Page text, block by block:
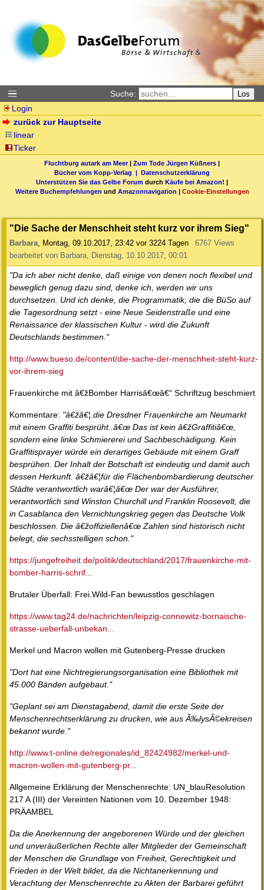
Suche: Los
Login
zurück zur Hauptseite
linear
Ticker
Fluchtburg autark am Meer| Zum Tode Jürgen Küßners |
Bücher vom Kopp-Verlag | Datenschutzerklärung
Unterstützen Sie das Gelbe Forum durch Käufe bei Amazon! |
Weitere Buchempfehlungen und Amazonnavigation | Cookie-Einstellungen
"Die Sache der Menschheit steht kurz vor ihrem Sieg"
Barbara, Montag, 09.10.2017, 23:42 vor 3224 Tagen
6767 Views
bearbeitet von Barbara, Dienstag, 10.10.2017, 00:01
"Da ich aber nicht denke, daß einige von denen noch flexibel und
beweglich genug dazu sind, denke ich, werden wir uns
durchsetzen. Und ich denke, die Programmatik, die die BüSo auf
die Tagesordnung setzt - eine Neue Seidenstraße und eine
Renaissance der klassischen Kultur - wird die Zukunft
Deutschlands bestimmen."
http://www.bueso.de/content/die-sache-der-menschheit-steht-kurz-
vor-ihrem-sieg
Frauenkirche mit â€žBomber Harrisâ€œâ€“ Schriftzug beschmiert
Kommentare: "â€žâ€¦.die Dresdner Frauenkirche am Neumarkt
mit einem Graffiti besprüht..â€œ Das ist kein â€žGraffitiâ€œ,
sondern eine linke Schmiererei und Sachbeschädigung. Kein
Graffitisprayer würde ein derartiges Gebäude mit einem Graff
besprühen. Der Inhalt der Botschaft ist eindeutig und damit auch
dessen Herkunft. â€žâ€¦für die Flächenbombardierung deutscher
Städte verantwortlich warâ€¦â€œ Der war der Ausführer,
verantwortlich sind Winston Churchill und Franklin Roosevelt, die
in Casablanca den Vernichtungskrieg gegen das Deutsche Volk
beschlossen. Die â€žoffiziellenâ€œ Zahlen sind historisch nicht
belegt, die sechsstelligen schon."
https://jungefreiheit.de/politik/deutschland/2017/frauenkirche-mit-
bomber-harris-schrif...
Brutaler Überfall: Frei.Wild-Fan bewusstlos geschlagen
https://www.tag24.de/nachrichten/leipzig-connewitz-bornaische-
strasse-ueberfall-unbekan...
Merkel und Macron wollen mit Gutenberg-Presse drucken
"Dort hat eine Nichtregierungsorganisation eine Bibliothek mit
45.000 Bänden aufgebaut."
"Geplant sei am Dienstagabend, damit die erste Seite der
Menschenrechtserklärung zu drucken, wie aus Ã‰lysÃ©ekreisen
bekannt wurde."
http://www.t-online.de/regionales/id_82424982/merkel-und-
macron-wollen-mit-gutenberg-pr...
Allgemeine Erklärung der Menschenrechte: UN_blauResolution
217 A (III) der Vereinten Nationen vom 10. Dezember 1948:
PRÄAMBEL
Da die Anerkennung der angeborenen Würde und der gleichen
und unveräußerlichen Rechte aller Mitglieder der Gemeinschaft
der Menschen die Grundlage von Freiheit, Gerechtigkeit und
Frieden in der Welt bildet, da die Nichtanerkennung und
Verachtung der Menschenrechte zu Akten der Barbarei geführt